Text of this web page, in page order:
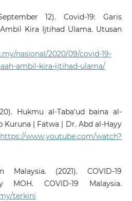
12). Covid-19: Garis
Kira Ijtihad Ulama. Utusan
nasional/2020/09/covid-19-
ambil-kira-ijtihad-ulama/
Hukmu al-Taba’ud baina al-
Kuruna | Fatwa | Dr. Abd al-Hayy
https://www.youtube.com/watch?
Malaysia. (2021). COVID-19
MOH. COVID-19 Malaysia.
terkini